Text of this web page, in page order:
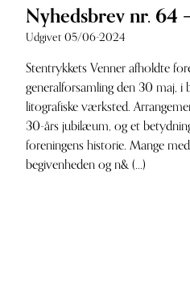
Nyhedsbrev nr. 64
Udgivet 05/06-2024
Stentrykkets Venner afholdte
generalforsamling den 30 maj, i
litografiske værksted.
30-års jubilæum, og et
foreningens historie. Mange
begivenheden og n& (...)